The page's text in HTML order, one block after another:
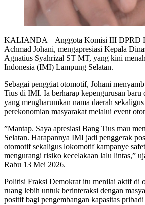
KALIANDA – Anggota Komisi III DPRD
Achmad Johani, mengapresiasi Kepala
Agnatius Syahrizal ST MT, yang kini
Indonesia (IMI) Lampung Selatan.
‎Sebagai penggiat otomotif, Johani
Tius di IMI. Ia berharap kepengurusan baru
yang mengharumkan nama daerah
perekonomian masyarakat melalui event
‎”Mantap. Saya apresiasi Bang Tius mau
Selatan. Harapannya IMI jadi penggerak
otomotif sekaligus lokomotif kampanye
mengurangi risiko kecelakaan lalu lintas,”
Rabu 13 Mei 2026.
‎Politisi Fraksi Demokrat itu menilai aktif di
ruang lebih untuk berinteraksi dengan
positif bagi pengembangan kapasitas